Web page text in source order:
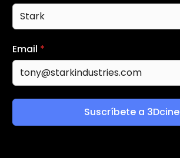
Email *
Suscríbete a 3Dcine